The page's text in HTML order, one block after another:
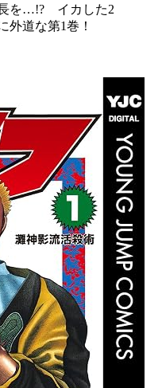
を…!? イカした2
道な第1巻！